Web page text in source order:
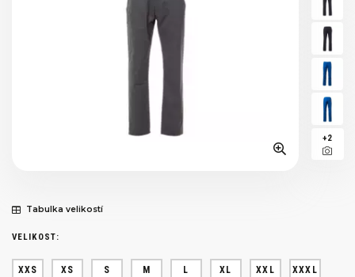
+2
Tabulka velikostí
VELIKOST:
XXS XS S M L XL XXL XXXL